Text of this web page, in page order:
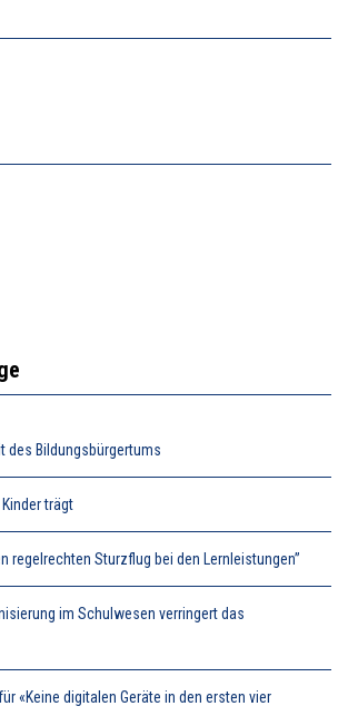
des Bildungsbürgertums
trägt
regelrechten Sturzflug bei den Lernleistungen”
im Schulwesen verringert das
«Keine digitalen Geräte in den ersten vier